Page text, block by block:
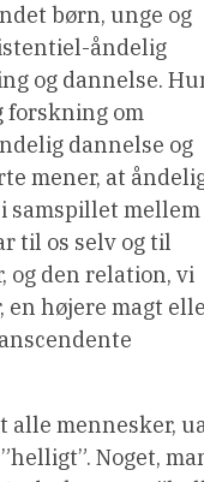
børn, unge og
åndelig
og dannelse.
forskning om
dannelse og
mener, at
samspillet mellem
til os selv og til
og den relation, vi
en højere magt
alle mennesker,
Noget,